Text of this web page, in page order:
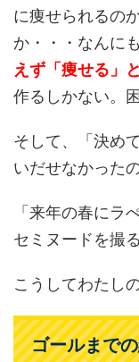
に痩せられるの
か・・・なんに
えず「痩せる」
作るしかない。
そして、「決め
いだせなかった
「来年の春にラ
セミヌードを撮る
こうしてわたし
ゴールまで